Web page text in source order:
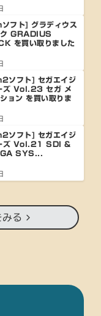
ト] グラディウス
ク GRADIUS
を買い取りました
フト] セガエイジ
ズ Vol.23 セガ メ
ョン を買い取りま
フト] セガエイジ
ズ Vol.21 SDI &
SYS...
みる